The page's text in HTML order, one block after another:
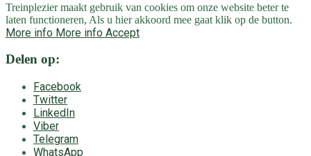
Treinplezier maakt gebruik van cookies om onze website beter te
laten functioneren, Als u hier akkoord mee gaat klik op de button.
More info More info Accept
Delen op:
Facebook
Twitter
LinkedIn
Viber
Telegram
WhatsApp